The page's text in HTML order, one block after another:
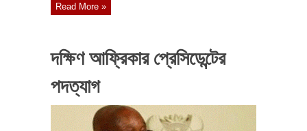
Read More »
দক্ষিণ আফ্রিকার প্রেসিডেন্টের
পদত্যাগ